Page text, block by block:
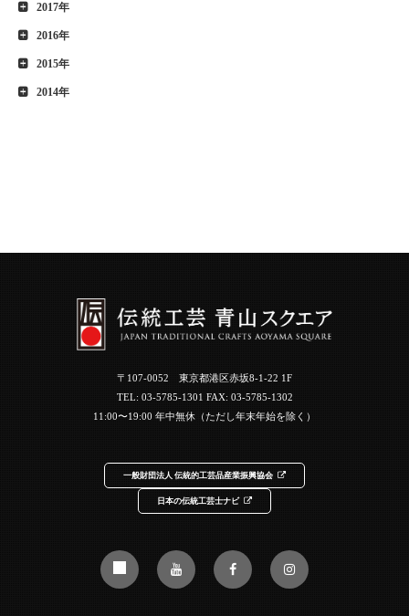
2017年
2016年
2015年
2014年
〒107-0052 東京都港区赤坂8-1-22 1F
TEL: 03-5785-1301 FAX: 03-5785-1302
11:00〜19:00 年中無休（ただし年末年始を除く）
一般財団法人 伝統的工芸品産業振興協会
日本の伝統工芸士ナビ